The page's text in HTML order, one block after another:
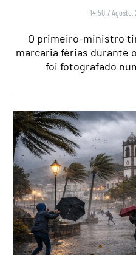
14:50 7 Agosto,
O primeiro-ministro
marcaria férias durante
foi fotografado